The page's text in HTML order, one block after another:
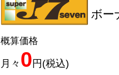
ボー
概算価格
月々 0 円(税込)